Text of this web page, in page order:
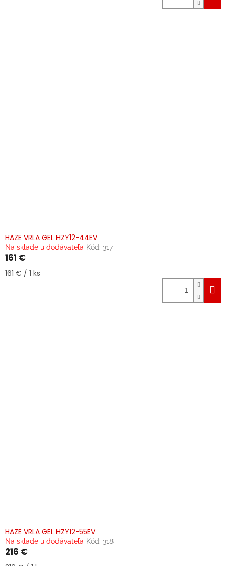
HAZE VRLA GEL HZY12-44EV
Na sklade u dodávateľa Kód: 317
161 €
Jednotková
161 € / 1 ks
HAZE VRLA GEL HZY12-55EV
Na sklade u dodávateľa Kód: 318
216 €